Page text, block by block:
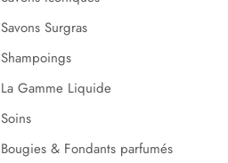
Savons Surgras
Shampoings
La Gamme Liquide
Soins
Bougies & Fondants parfumés